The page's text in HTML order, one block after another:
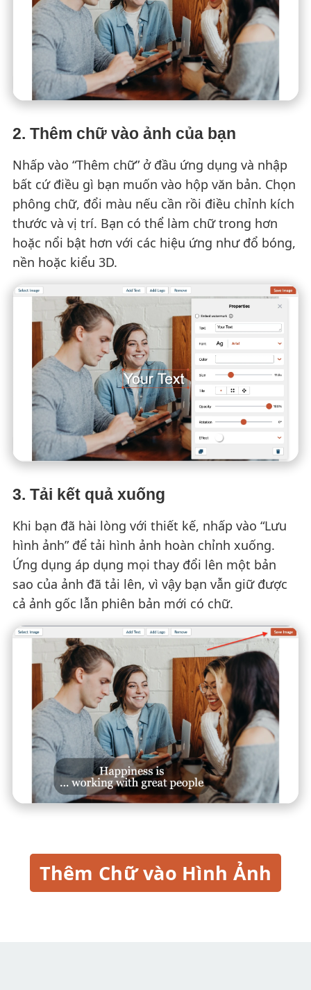
2. Thêm chữ vào ảnh của bạn
Nhấp vào “Thêm chữ” ở đầu ứng dụng và nhập
bất cứ điều gì bạn muốn vào hộp văn bản. Chọn
phông chữ, đổi màu nếu cần rồi điều chỉnh kích
thước và vị trí. Bạn có thể làm chữ trong hơn
hoặc nổi bật hơn với các hiệu ứng như đổ bóng,
nền hoặc kiểu 3D.
3. Tải kết quả xuống
Khi bạn đã hài lòng với thiết kế, nhấp vào “Lưu
hình ảnh” để tải hình ảnh hoàn chỉnh xuống.
Ứng dụng áp dụng mọi thay đổi lên một bản
sao của ảnh đã tải lên, vì vậy bạn vẫn giữ được
cả ảnh gốc lẫn phiên bản mới có chữ.
Thêm Chữ vào Hình Ảnh